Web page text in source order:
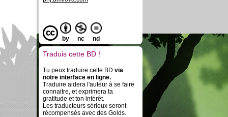
by nc nd
Traduis cette BD !
Tu peux traduire cette BD via
notre interface en ligne.
Traduire aidera l'auteur à se faire
connaitre, et exprimera ta
gratitude et ton intérêt.
Les traducteurs sérieux seront
récompensés avec des Golds.